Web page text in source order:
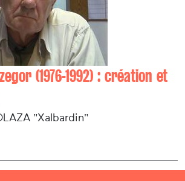
(1976-1992) : création et
"Xalbardin"